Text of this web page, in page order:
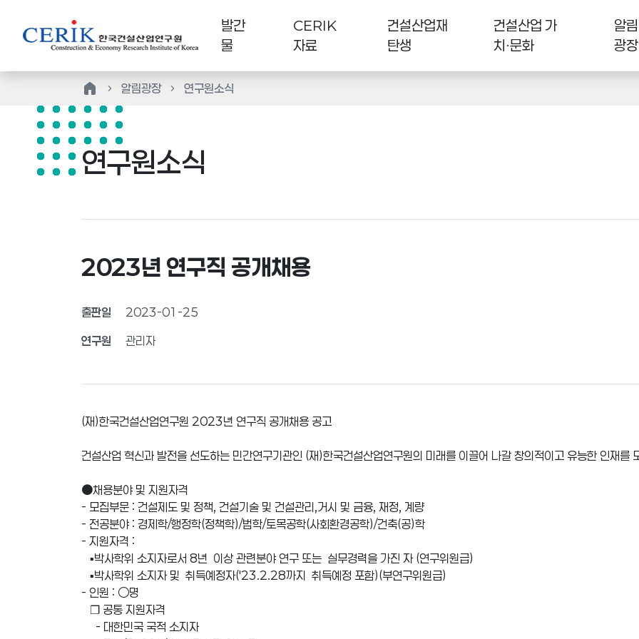
발간
물
CERIK
자료
건설산업재
탄생
건설산업 가
치·문화
알림
광장
home 알림광장 연구원소식
연구원소식
2023년 연구직 공개채용
출판일 2023-01-25
연구원 관리자
(재)한국건설산업연구원 2023년 연구직 공개채용 공고
건설산업 혁신과 발전을 선도하는 민간연구기관인 (재)한국건설산업연구원의 미래를 이끌어 나갈 창의적이고 유능한 인재를
●채용분야 및 지원자격
- 모집부문 : 건설제도 및 정책, 건설기술 및 건설관리,거시 및 금융, 재정, 계량
- 전공분야 : 경제학/행정학(정책학)/법학/토목공학(사회환경공학)/건축(공)학
- 지원자격 :
▪박사학위 소지자로서 8년 이상 관련분야 연구 또는 실무경력을 가진 자 (연구위원급)
▪박사학위 소지자 및 취득예정자(′23.2.28까지 취득예정 포함)(부연구위원급)
- 인원 : ○명
❐ 공통 지원자격
- 대한민국 국적 소지자